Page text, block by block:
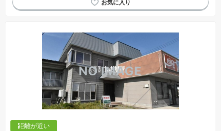
距離が近い